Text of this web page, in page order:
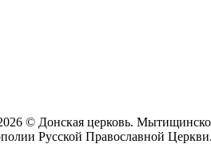
© Донская церковь.
Русской Православной